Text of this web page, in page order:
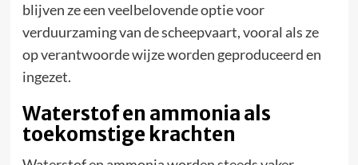
blijven ze een veelbelovende optie voor
verduurzaming van de scheepvaart, vooral als ze
op verantwoorde wijze worden geproduceerd en
ingezet.
Waterstof en ammonia als
toekomstige krachten